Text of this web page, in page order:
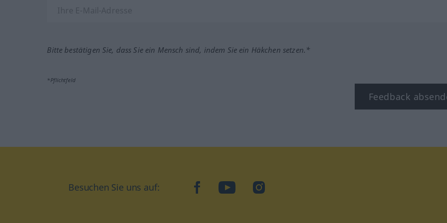
Bitte bestätigen Sie, dass Sie ein Mensch sind, indem Sie ein Häkchen setzen.*
*Pflichtfeld
Feedback
Besuchen Sie uns auf: facebookYouTubeInstagram